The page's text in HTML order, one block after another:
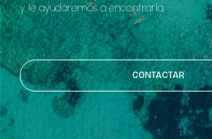
y le ayudaremos a encontrarla.
CONTACTAR